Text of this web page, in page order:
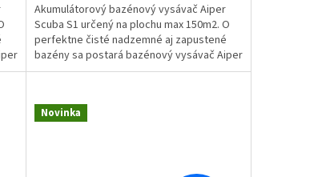
Akumulátorový bazénový vysávač Aiper
Scuba S1 určený na plochu max 150m2. O
perfektne čisté nadzemné aj zapustené
bazény sa postará bazénový vysávač Aiper
Scuba S1. Tento...
Novinka